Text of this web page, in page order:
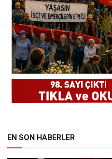
EN SON HABERLER